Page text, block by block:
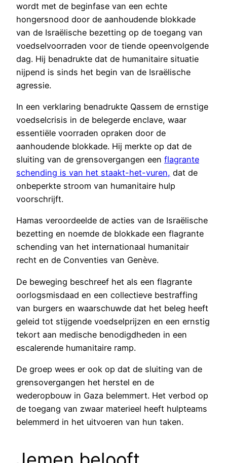
wordt met de beginfase van een echte
hongersnood door de aanhoudende blokkade
van de Israëlische bezetting op de toegang van
voedselvoorraden voor de tiende opeenvolgende
dag. Hij benadrukte dat de humanitaire situatie
nijpend is sinds het begin van de Israëlische
agressie.
In een verklaring benadrukte Qassem de ernstige
voedselcrisis in de belegerde enclave, waar
essentiële voorraden opraken door de
aanhoudende blokkade. Hij merkte op dat de
sluiting van de grensovergangen een flagrante
schending is van het staakt-het-vuren, dat de
onbeperkte stroom van humanitaire hulp
voorschrijft.
Hamas veroordeelde de acties van de Israëlische
bezetting en noemde de blokkade een flagrante
schending van het internationaal humanitair
recht en de Conventies van Genève.
De beweging beschreef het als een flagrante
oorlogsmisdaad en een collectieve bestraffing
van burgers en waarschuwde dat het beleg heeft
geleid tot stijgende voedselprijzen en een ernstig
tekort aan medische benodigdheden in een
escalerende humanitaire ramp.
De groep wees er ook op dat de sluiting van de
grensovergangen het herstel en de
wederopbouw in Gaza belemmert. Het verbod op
de toegang van zwaar materieel heeft hulpteams
belemmerd in het uitvoeren van hun taken.